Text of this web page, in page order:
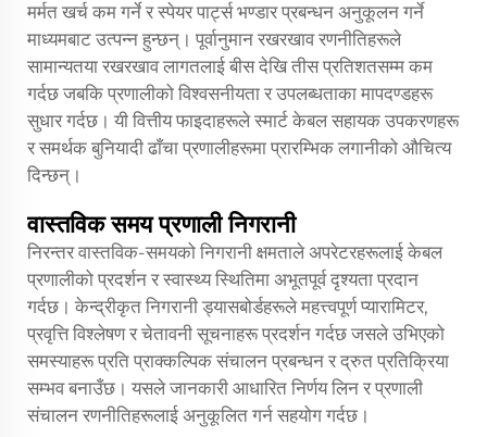
मर्मत खर्च कम गर्ने र स्पेयर पार्ट्स भण्डार प्रबन्धन अनुकूलन गर्ने
माध्यमबाट उत्पन्न हुन्छन्। पूर्वानुमान रखरखाव रणनीतिहरूले
सामान्यतया रखरखाव लागतलाई बीस देखि तीस प्रतिशतसम्म कम
गर्दछ जबकि प्रणालीको विश्वसनीयता र उपलब्धताका मापदण्डहरू
सुधार गर्दछ। यी वित्तीय फाइदाहरूले स्मार्ट केबल सहायक उपकरणहरू
र समर्थक बुनियादी ढाँचा प्रणालीहरूमा प्रारम्भिक लगानीको औचित्य
दिन्छन्।
वास्तविक समय प्रणाली निगरानी
निरन्तर वास्तविक-समयको निगरानी क्षमताले अपरेटरहरूलाई केबल
प्रणालीको प्रदर्शन र स्वास्थ्य स्थितिमा अभूतपूर्व दृश्यता प्रदान
गर्दछ। केन्द्रीकृत निगरानी ड्यासबोर्डहरूले महत्त्वपूर्ण प्यारामिटर,
प्रवृत्ति विश्लेषण र चेतावनी सूचनाहरू प्रदर्शन गर्दछ जसले उभिएको
समस्याहरू प्रति प्राक्कल्पिक संचालन प्रबन्धन र द्रुत प्रतिक्रिया
सम्भव बनाउँछ। यसले जानकारी आधारित निर्णय लिन र प्रणाली
संचालन रणनीतिहरूलाई अनुकूलित गर्न सहयोग गर्दछ।